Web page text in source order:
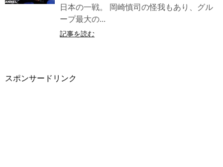
日本の一戦。 岡崎慎司の怪我もあり、グル
ープ最大の...
記事を読む
スポンサードリンク